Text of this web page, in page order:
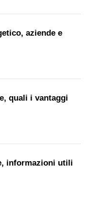
aziende e
quali i vantaggi
informazioni utili